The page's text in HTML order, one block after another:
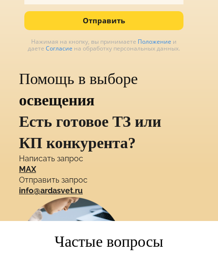
Отправить
Нажимая на кнопку, вы принимаете Положение и
даете Согласие на обработку персональных данных.
Помощь в выборе
освещения
Есть готовое ТЗ или
КП конкурента?
Написать запрос
MAX
Отправить запрос
info@ardasvet.ru
Частые вопросы